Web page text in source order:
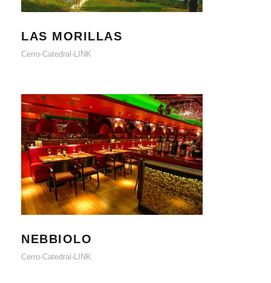
LAS MORILLAS
LAS MORILLAS
Cerro-Catedral-LINK
NEBBIOLO
NEBBIOLO
Cerro-Catedral-LINK